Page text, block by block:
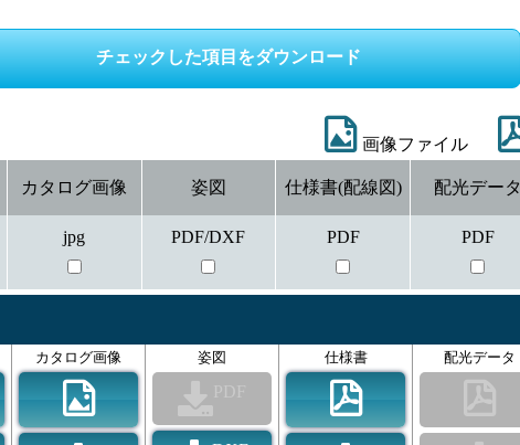
画像ファイル
カタログ画像
jpg
姿図
PDF/DXF
仕様書(配線図)
PDF
配光データ
PDF
カタログ画像 姿図
PDF
仕様書 配光データ